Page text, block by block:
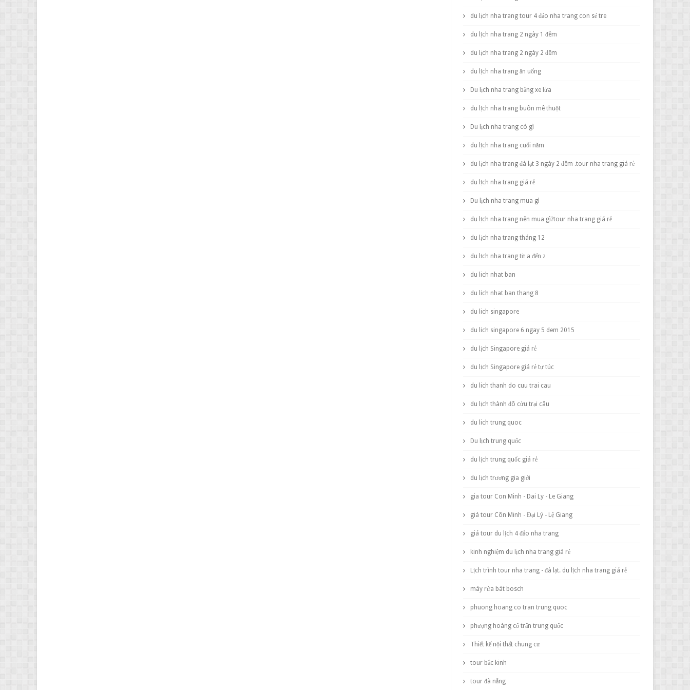
du lịch nha trang tour 4 đảo nha trang con sẻ tre
du lịch nha trang 2 ngày 1 đêm
du lịch nha trang 2 ngày 2 đêm
du lịch nha trang ăn uống
Du lịch nha trang bằng xe lửa
du lịch nha trang buôn mê thuột
Du lịch nha trang có gì
du lịch nha trang cuối năm
du lịch nha trang đà lạt 3 ngày 2 đêm .tour nha trang giá rẻ
du lịch nha trang giá rẻ
Du lịch nha trang mua gì
du lịch nha trang nên mua gì?tour nha trang giá rẻ
du lịch nha trang tháng 12
du lịch nha trang từ a đến z
du lich nhat ban
du lich nhat ban thang 8
du lich singapore
du lich singapore 6 ngay 5 dem 2015
du lịch Singapore giá rẻ
du lịch Singapore giá rẻ tự túc
du lich thanh do cuu trai cau
du lịch thành đô cửu trại câu
du lich trung quoc
Du lịch trung quốc
du lịch trung quốc giá rẻ
du lịch trương gia giới
gia tour Con Minh - Dai Ly - Le Giang
giá tour Côn Minh - Đại Lý - Lệ Giang
giá tour du lịch 4 đảo nha trang
kinh nghiệm du lịch nha trang giá rẻ
Lịch trình tour nha trang - đà lạt. du lịch nha trang giá rẻ
máy rửa bát bosch
phuong hoang co tran trung quoc
phượng hoàng cổ trấn trung quốc
Thiết kế nội thất chung cư
tour bắc kinh
tour đà nẵng